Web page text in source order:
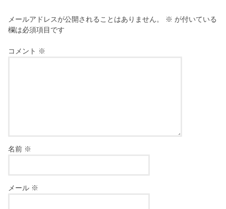
メールアドレスが公開されることはありません。 ※ が付いている
欄は必須項目です
コメント ※
名前 ※
メール ※